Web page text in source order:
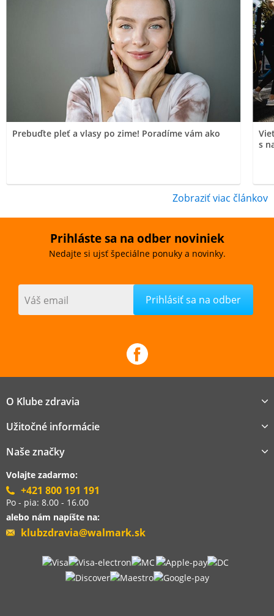
Prebuďte pleť a vlasy po zime! Poradíme vám ako
s
Zobraziť viac článkov
Prihláste sa na odber noviniek
Nedajte si ujsť špeciálne ponuky a novinky.
Váš email
O Klube zdravia
Užitočné informácie
Naše značky
Volajte zadarmo:
+421 800 191 191
Po - pia: 8.00 - 16.00
alebo nám napíšte na:
klubzdravia@walmark.sk